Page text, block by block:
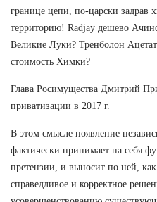
границе цепи, по-царски задрав
территорию! Radjay дешево
Великие Луки? Тренболон
стоимость Химки?
Глава Росимущества Дмитрий
приватизации в 2017 г.
В этом смысле появление
фактически принимает на себя
претензии, и выносит по ней,
справедливое и корректное